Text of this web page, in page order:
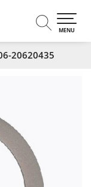
20620435
0
MENU